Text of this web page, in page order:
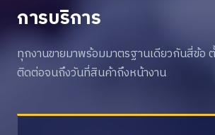
การบริการ
ทุกงานขายมาพร้อมมาตรฐานเดียวกันสี่ข้อ
ติดต่อจนถึงวันที่สินค้าถึงหน้างาน